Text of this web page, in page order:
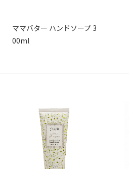
ママバター ハンドソープ 3
00ml